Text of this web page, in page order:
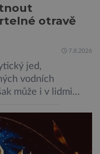
otravě
7.8.2026
jed,
vodních
může i v lidmi
paralýza
až k udušení.